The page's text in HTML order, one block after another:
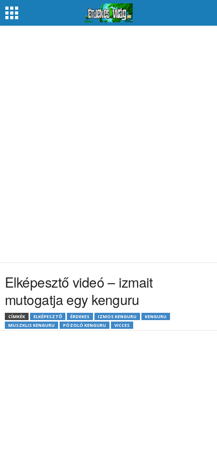
Elképesztő videó – izmait
mutogatja egy kenguru
CÍMKÉK ELKÉPESZTŐ ÉRDEKES IZMOS KENGURU
KENGURU
MUSZKLIS KENGURU
PÓZOLÓ KENGURU VICCES